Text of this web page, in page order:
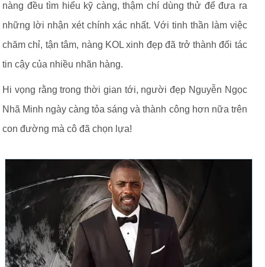
nàng đều tìm hiểu kỹ càng, thậm chí dùng thử để đưa ra
những lời nhận xét chính xác nhất. Với tinh thần làm việc
chăm chỉ, tận tâm, nàng KOL xinh đẹp đã trở thành đối tác
tin cậy của nhiều nhãn hàng.
Hi vọng rằng trong thời gian tới, người đẹp Nguyễn Ngọc
Nhã Minh ngày càng tỏa sáng và thành công hơn nữa trên
con đường mà cô đã chọn lựa!